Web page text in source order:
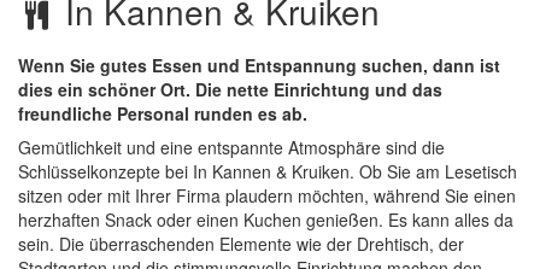
In Kannen & Kruiken
Wenn Sie gutes Essen und Entspannung suchen, dann ist
dies ein schöner Ort. Die nette Einrichtung und das
freundliche Personal runden es ab.
Gemütlichkeit und eine entspannte Atmosphäre sind die
Schlüsselkonzepte bei In Kannen & Kruiken. Ob Sie am Lesetisch
sitzen oder mit Ihrer Firma plaudern möchten, während Sie einen
herzhaften Snack oder einen Kuchen genießen. Es kann alles da
sein. Die überraschenden Elemente wie der Drehtisch, der